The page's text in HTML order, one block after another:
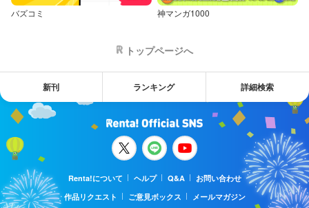
バズコミ 神マンガ1000
トップページへ
新刊 ランキング 詳細検索
Renta!について ヘルプ Q&A
お問い合わせ
作品リクエスト
ご意見ボックス メールマガジン